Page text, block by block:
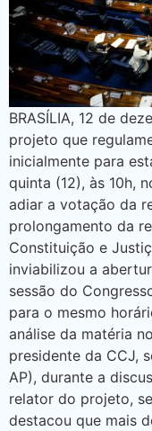
BRASÍLIA, 12 de
projeto que
inicialmente para
quinta (12), às 10h,
adiar a votação da
prolongamento da
Constituição e
inviabilizou a
sessão do
para o mesmo
análise da matéria
presidente da CCJ,
AP), durante a
relator do projeto,
destacou que mais